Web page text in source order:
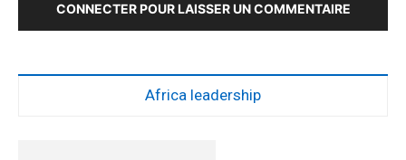
CONNECTER POUR LAISSER UN COMMENTAIRE
Africa leadership